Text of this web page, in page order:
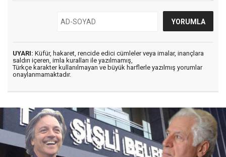
UYARI: Küfür, hakaret, rencide edici cümleler veya imalar, inançlara
saldırı içeren, imla kuralları ile yazılmamış,
Türkçe karakter kullanılmayan ve büyük harflerle yazılmış yorumlar
onaylanmamaktadır.